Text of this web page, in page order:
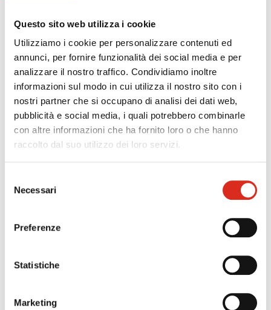
Questo sito web utilizza i cookie
Utilizziamo i cookie per personalizzare contenuti ed
annunci, per fornire funzionalità dei social media e per
analizzare il nostro traffico. Condividiamo inoltre
informazioni sul modo in cui utilizza il nostro sito con i
nostri partner che si occupano di analisi dei dati web,
pubblicità e social media, i quali potrebbero combinarle
con altre informazioni che ha fornito loro o che hanno
raccolto dal suo utilizzo dei loro servizi.
delNecessari
Preferenze
Statistiche
Marketing
on-field e dei dispositivi mobili, rilevazione
telematica di prestazioni e guasti dei dispositivi on-
field; incluse attività connesse a sistemi informativi
e gestionali - ad es. ERP, MES, PLM, SCM, CRM, etc.-
e progettazione ed utilizzo di tecnologie di
tracciamento, ad es. RFID, barcode, etc)
sistemi di e-commerce
sistemi di pagamento mobile e/o via Internet
sistemi EDI, electronic data interchange
system integration applicata all’automazione dei
Investimenti in servizi di formazione e consulenza
nuove competenze digitali in attuazione della